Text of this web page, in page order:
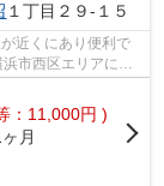
１丁目２９-１５
近くにあり便利で
市西区エリアにあ
：11,000円 )
月